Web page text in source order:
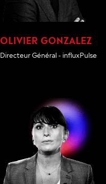
OLIVIER GONZALEZ
Directeur Général - influxPulse